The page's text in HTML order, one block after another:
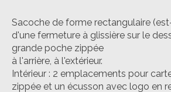
Sacoche de forme rectangulaire
d'une fermeture à glissière sur le
grande poche zippée
à l'arrière, à l'extérieur.
Intérieur : 2 emplacements pour
zippée et un écusson avec logo en